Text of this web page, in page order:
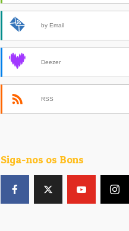
by Email
Deezer
RSS
Siga-nos os Bons